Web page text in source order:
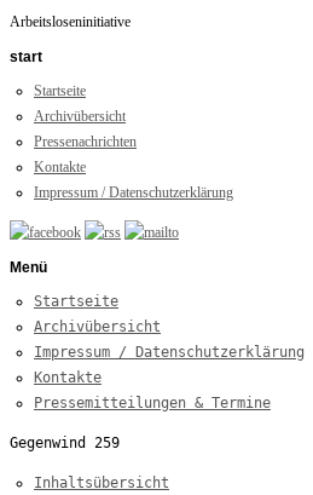
Arbeitsloseninitiative
start
Startseite
Archivübersicht
Pressenachrichten
Kontakte
Impressum / Datenschutzerklärung
Menü
Startseite
Archivübersicht
Impressum / Datenschutzerklärung
Kontakte
Pressemitteilungen & Termine
Gegenwind 259
Inhaltsübersicht